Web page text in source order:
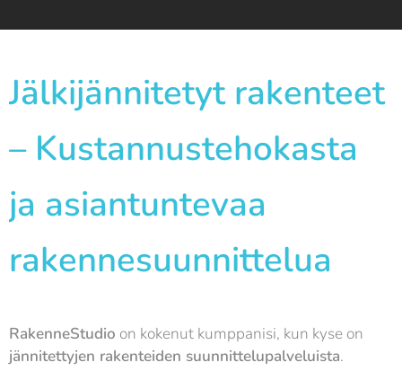
Jälkijännitetyt rakenteet
– Kustannustehokasta
ja asiantuntevaa
rakennesuunnittelua
RakenneStudio on kokenut kumppanisi, kun kyse on
jännitettyjen rakenteiden suunnittelupalveluista.